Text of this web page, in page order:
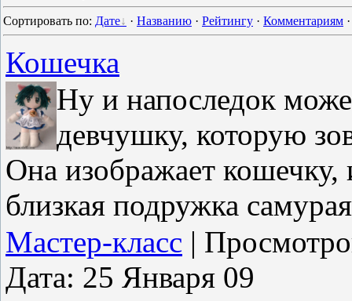
Сортировать по: Дате · Названию · Рейтингу · Комментариям
Кошечка
Ну и напоследок
девчушку, которую
Она изображает кошечку,
близкая подружка
Мастер-класс |
Дата: 25 Января 09